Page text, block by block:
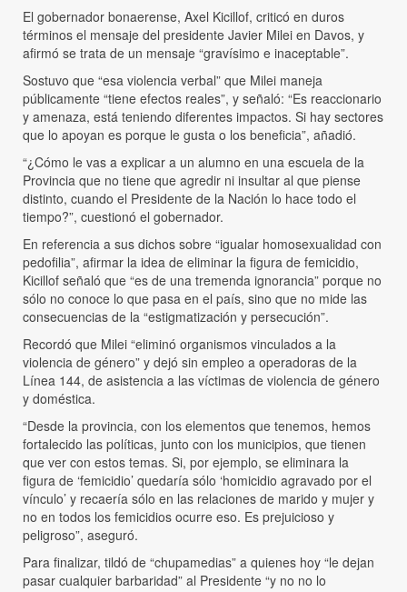
El gobernador bonaerense, Axel Kicillof, criticó en duros
términos el mensaje del presidente Javier Milei en Davos, y
afirmó se trata de un mensaje “gravísimo e inaceptable”.
Sostuvo que “esa violencia verbal” que Milei maneja
públicamente “tiene efectos reales”, y señaló: “Es reaccionario
y amenaza, está teniendo diferentes impactos. Si hay sectores
que lo apoyan es porque le gusta o los beneficia”, añadió.
“¿Cómo le vas a explicar a un alumno en una escuela de la
Provincia que no tiene que agredir ni insultar al que piense
distinto, cuando el Presidente de la Nación lo hace todo el
tiempo?”, cuestionó el gobernador.
En referencia a sus dichos sobre “igualar homosexualidad con
pedofilia”, afirmar la idea de eliminar la figura de femicidio,
Kicillof señaló que “es de una tremenda ignorancia” porque no
sólo no conoce lo que pasa en el país, sino que no mide las
consecuencias de la “estigmatización y persecución”.
Recordó que Milei “eliminó organismos vinculados a la
violencia de género” y dejó sin empleo a operadoras de la
Línea 144, de asistencia a las víctimas de violencia de género
y doméstica.
“Desde la provincia, con los elementos que tenemos, hemos
fortalecido las políticas, junto con los municipios, que tienen
que ver con estos temas. Si, por ejemplo, se eliminara la
figura de ‘femicidio’ quedaría sólo ‘homicidio agravado por el
vínculo’ y recaería sólo en las relaciones de marido y mujer y
no en todos los femicidios ocurre eso. Es prejuicioso y
peligroso”, aseguró.
Para finalizar, tildó de “chupamedias” a quienes hoy “le dejan
pasar cualquier barbaridad” al Presidente “y no no lo